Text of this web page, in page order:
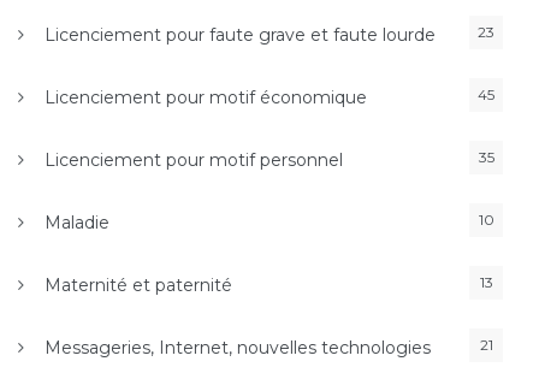
Licenciement pour faute grave et faute lourde 23
Licenciement pour motif économique 45
Licenciement pour motif personnel 35
Maladie 10
Maternité et paternité 13
Messageries, Internet, nouvelles technologies 21